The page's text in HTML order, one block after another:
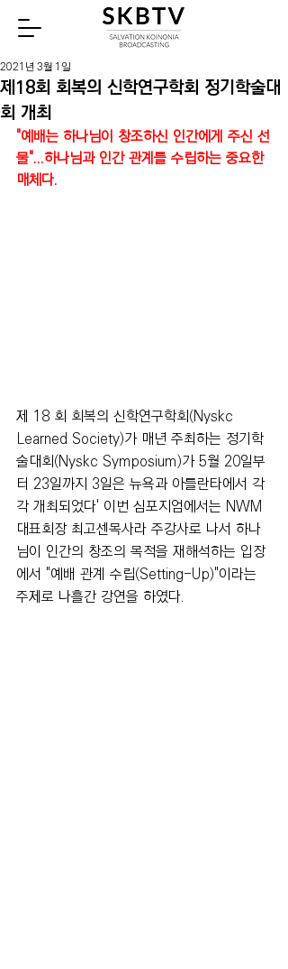
제18회 회복의 신학연구학회 정기학술대
회 개최
2021년 3월 1일
"예배는 하나님이 창조하신 인간에게 주신 선
물"...하나님과 인간 관계를 수립하는 중요한
매체다.
제 18 회 회복의 신학연구학회(Nyskc
Learned Society)가 매년 주최하는 정기학
술대회(Nyskc Symposium)가 5월 20일부
터 23일까지 3일은 뉴욕과 아틀란타에서 각
각 개최되었다' 이번 심포지엄에서는 NWM
대표회장 최고센목사라 주강사로 나서 하나
님이 인간의 창조의 목적을 재해석하는 입장
에서 "예배 관계 수립(Setting-Up)"이라는
주제로 나흘간 강연을 하였다.